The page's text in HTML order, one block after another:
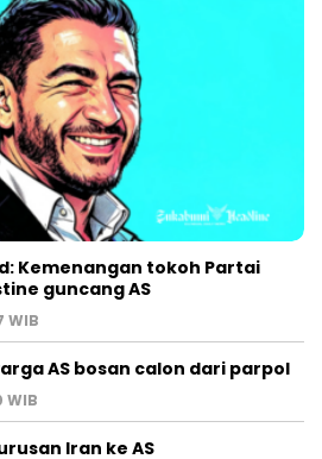
Kemenangan tokoh Partai
guncang AS
WIB
AS bosan calon dari parpol
WIB
Iran ke AS